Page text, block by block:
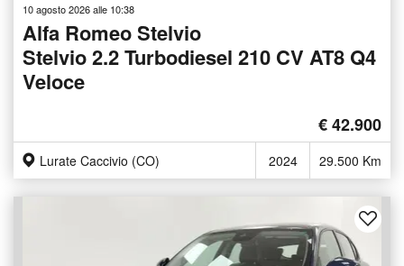
10 agosto 2026 alle 10:38
Alfa Romeo Stelvio
Stelvio 2.2 Turbodiesel 210 CV AT8 Q4
Veloce
€ 42.900
Lurate Caccivio (CO) 2024 29.500 Km